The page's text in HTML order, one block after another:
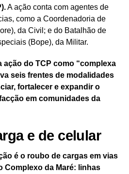
A ação conta com agentes de
como a Coordenadoria de
da Civil; e do Batalhão de
(Bope), da Militar.
ação do TCP como “complexa
seis frentes de modalidades
fortalecer e expandir o
em comunidades da
e de celular
é o roubo de cargas em vias
Complexo da Maré: linhas